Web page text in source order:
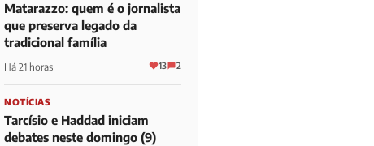
Matarazzo: quem é o jornalista
que preserva legado da
tradicional família
Há 21 horas 13 2
NOTÍCIAS
Tarcísio e Haddad iniciam
debates neste domingo (9)